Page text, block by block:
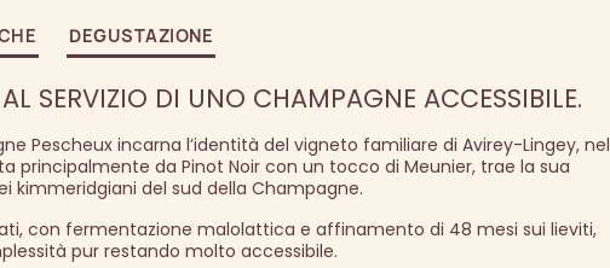
DEGUSTAZIONE
SERVIZIO DI UNO CHAMPAGNE ACCESSIBILE.
Pescheux incarna l’identità del vigneto familiare di Avirey-Lingey, nel
principalmente da Pinot Noir con un tocco di Meunier, trae la sua
kimmeridgiani del sud della Champagne.
con fermentazione malolattica e affinamento di 48 mesi sui lieviti,
pur restando molto accessibile.